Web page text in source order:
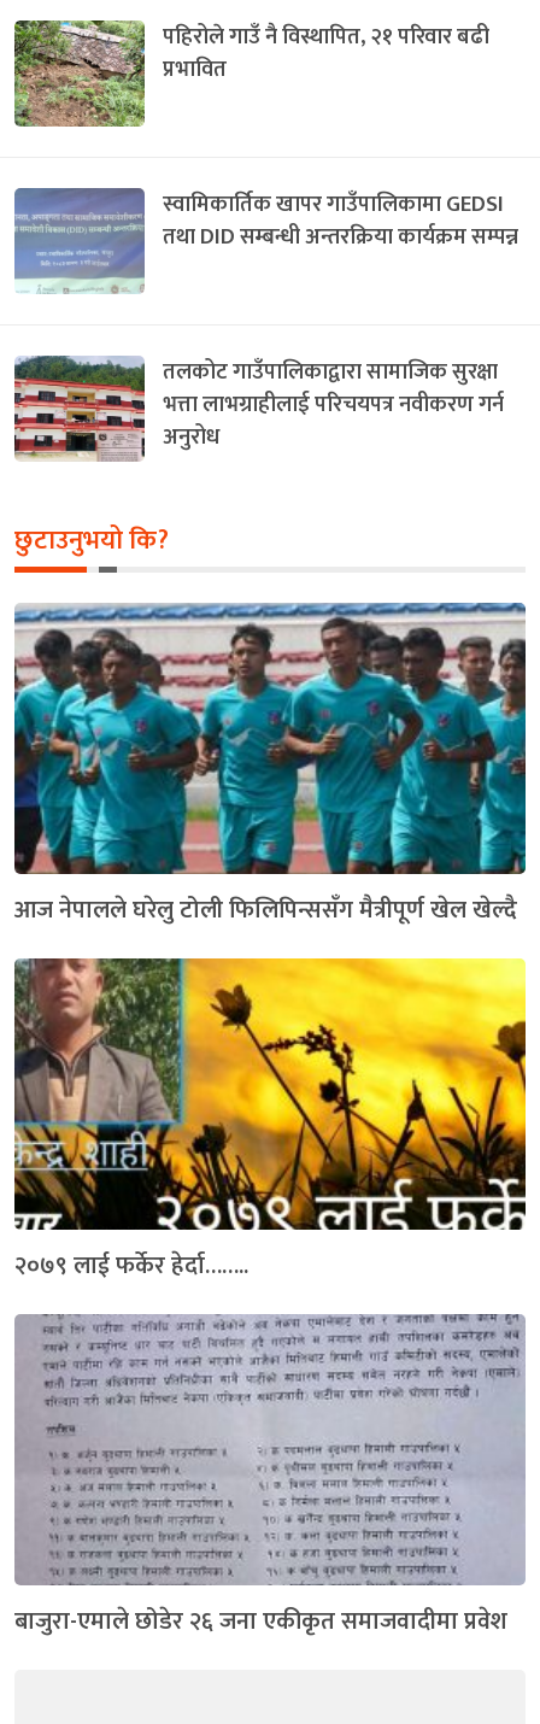
पहिरोले गाउँ नै विस्थापित, २१ परिवार बढी
प्रभावित
स्वामिकार्तिक खापर गाउँपालिकामा GEDSI
तथा DID सम्बन्धी अन्तरक्रिया कार्यक्रम सम्पन्न
तलकोट गाउँपालिकाद्वारा सामाजिक सुरक्षा
भत्ता लाभग्राहीलाई परिचयपत्र नवीकरण गर्न
अनुरोध
छुटाउनुभयो कि?
आज नेपालले घरेलु टोली फिलिपिन्ससँग मैत्रीपूर्ण खेल खेल्दै
२०७९ लाई फर्केर हेर्दा……..
बाजुरा-एमाले छोडेर २६ जना एकीकृत समाजवादीमा प्रवेश